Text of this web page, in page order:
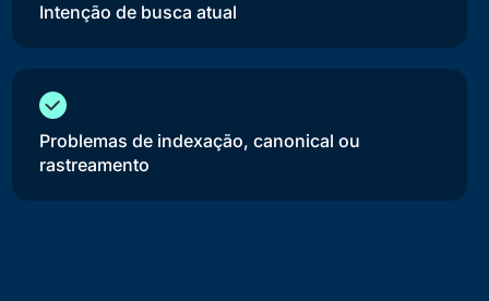
Intenção de busca atual
Problemas de indexação, canonical ou
rastreamento